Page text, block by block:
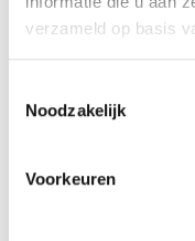
verzameld op basis
Noodzakelijk
Voorkeuren
SAMENSTELLING